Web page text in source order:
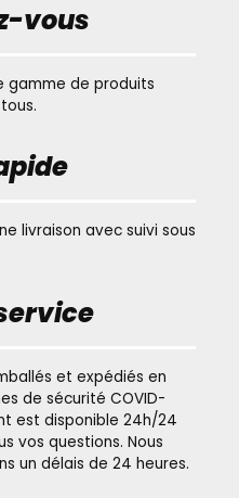
vous
gamme de produits
livraison avec suivi sous
et expédiés en
de sécurité COVID-
est disponible 24h/24
vos questions. Nous
un délais de 24 heures.